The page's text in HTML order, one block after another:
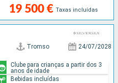
19 500 € Taxas incluídas
Tromso 24/07/2028
Clube para crianças a partir dos 3
anos de idade
Bebidas incluídas